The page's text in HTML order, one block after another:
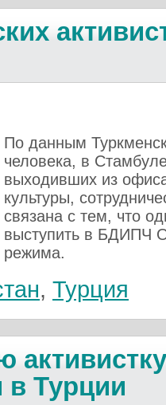
По данным
человека, в
выходивших из
культуры,
связана с тем, что
выступить в БДИПЧ
режима.
, Турция
в Турции